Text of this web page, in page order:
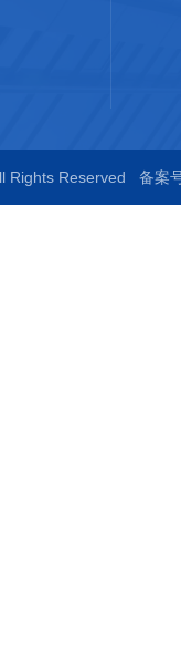
Rights Reserved 备案